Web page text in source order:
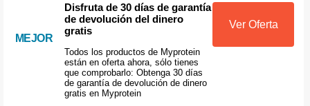
MEJOR
Disfruta de 30 días de garantía
de devolución del dinero
gratis
Todos los productos de Myprotein
están en oferta ahora, sólo tienes
que comprobarlo: Obtenga 30 días
de garantía de devolución de dinero
gratis en Myprotein
Ver Oferta